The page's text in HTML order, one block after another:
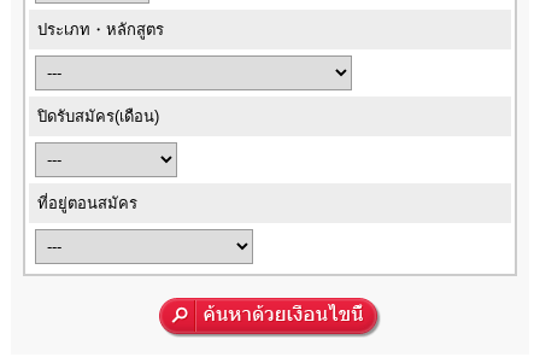
ประเภท・หลักสูตร
ปิดรับสมัคร(เดือน)
ที่อยู่ตอนสมัคร